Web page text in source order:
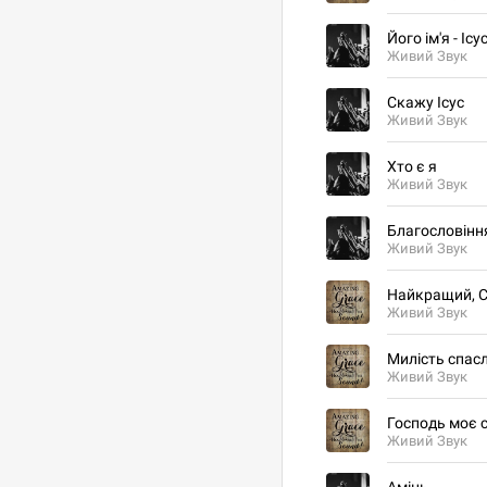
Його ім'я - Ісус
Живий Звук
Скажу Ісус
Живий Звук
Хто є я
Живий Звук
Живий Звук
Найкращий,
Живий Звук
Милість
Живий Звук
Господь моє
Живий Звук